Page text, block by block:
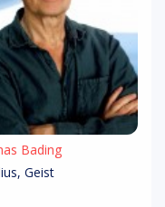
Bading
Geist